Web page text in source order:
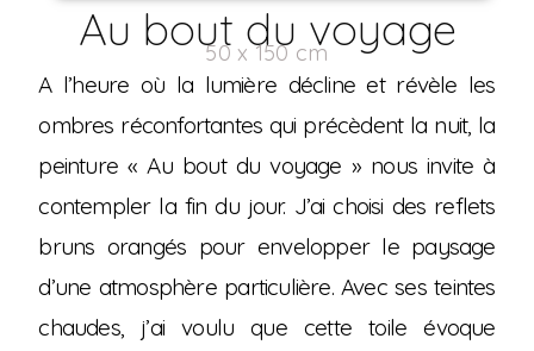
Au bout du voyage
50 x 150 cm
A l’heure où la lumière décline et révèle les
ombres réconfortantes qui précèdent la nuit, la
peinture « Au bout du voyage » nous invite à
contempler la fin du jour. J’ai choisi des reflets
bruns orangés pour envelopper le paysage
d’une atmosphère particulière. Avec ses teintes
chaudes, j’ai voulu que cette toile évoque